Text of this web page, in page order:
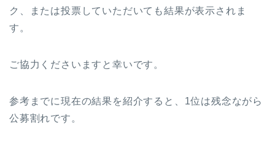
ク、または投票していただいても結果が表示されま
す。
ご協力くださいますと幸いです。
参考までに現在の結果を紹介すると、1位は残念ながら
公募割れです。